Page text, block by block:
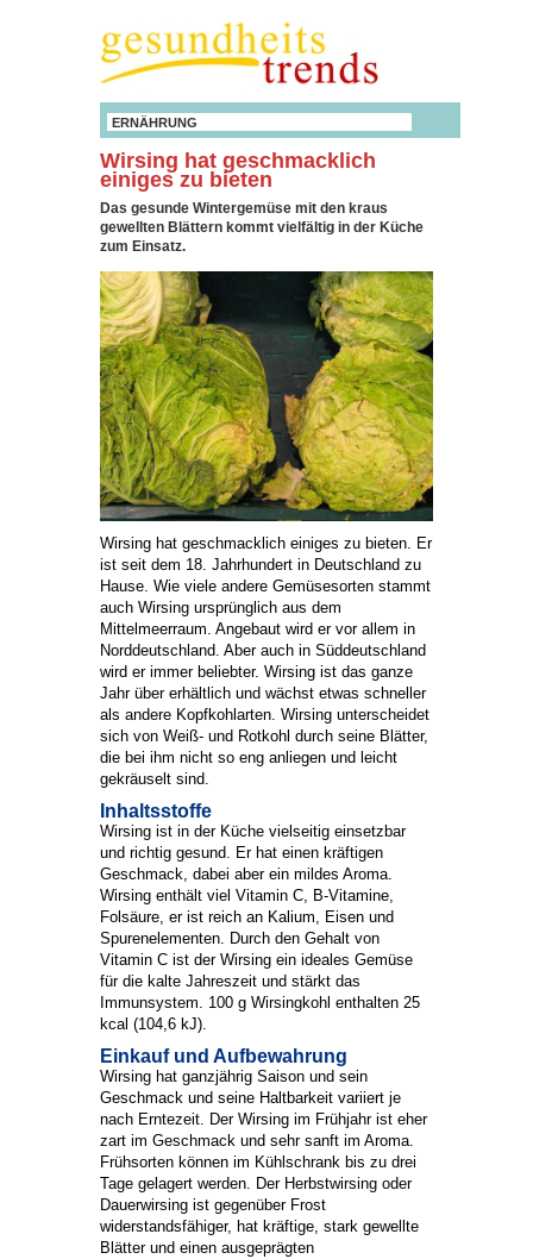
ERNÄHRUNG
Wirsing hat geschmacklich
einiges zu bieten
Das gesunde Wintergemüse mit den kraus
gewellten Blättern kommt vielfältig in der Küche
zum Einsatz.
Wirsing hat geschmacklich einiges zu bieten. Er
ist seit dem 18. Jahrhundert in Deutschland zu
Hause. Wie viele andere Gemüsesorten stammt
auch Wirsing ursprünglich aus dem
Mittelmeerraum. Angebaut wird er vor allem in
Norddeutschland. Aber auch in Süddeutschland
wird er immer beliebter. Wirsing ist das ganze
Jahr über erhältlich und wächst etwas schneller
als andere Kopfkohlarten. Wirsing unterscheidet
sich von Weiß- und Rotkohl durch seine Blätter,
die bei ihm nicht so eng anliegen und leicht
gekräuselt sind.
Inhaltsstoffe
Wirsing ist in der Küche vielseitig einsetzbar
und richtig gesund. Er hat einen kräftigen
Geschmack, dabei aber ein mildes Aroma.
Wirsing enthält viel Vitamin C, B-Vitamine,
Folsäure, er ist reich an Kalium, Eisen und
Spurenelementen. Durch den Gehalt von
Vitamin C ist der Wirsing ein ideales Gemüse
für die kalte Jahreszeit und stärkt das
Immunsystem. 100 g Wirsingkohl enthalten 25
kcal (104,6 kJ).
Einkauf und Aufbewahrung
Wirsing hat ganzjährig Saison und sein
Geschmack und seine Haltbarkeit variiert je
nach Erntezeit. Der Wirsing im Frühjahr ist eher
zart im Geschmack und sehr sanft im Aroma.
Frühsorten können im Kühlschrank bis zu drei
Tage gelagert werden. Der Herbstwirsing oder
Dauerwirsing ist gegenüber Frost
widerstandsfähiger, hat kräftige, stark gewellte
Blätter und einen ausgeprägten